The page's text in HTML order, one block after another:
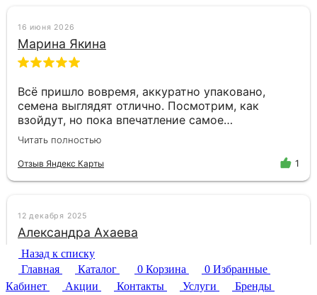
Назад к списку
Главная
Каталог 0 Корзина 0 Избранные
Кабинет
Акции Контакты Услуги
Бренды